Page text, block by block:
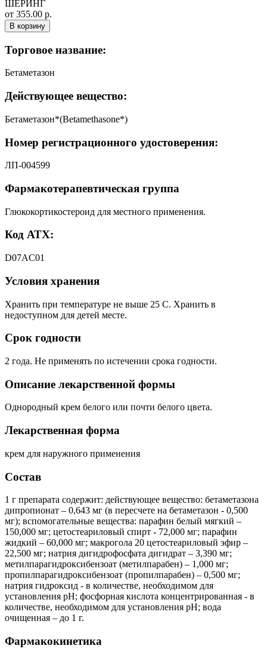
ШЕРИНГ
от 355.00 р.
В корзину
Торговое название:
Бетаметазон
Действующее вещество:
Бетаметазон*(Betamethasone*)
Номер регистрационного удостоверения:
ЛП-004599
Фармакотерапевтическая группа
Глюкокортикостероид для местного применения.
Код АТХ:
D07AC01
Условия хранения
Хранить при температуре не выше 25 С. Хранить в
недоступном для детей месте.
Срок годности
2 года. Не применять по истечении срока годности.
Описание лекарственной формы
Однородный крем белого или почти белого цвета.
Лекарственная форма
крем для наружного применения
Состав
1 г препарата содержит: действующее вещество: бетаметазона
дипропионат – 0,643 мг (в пересчете на бетаметазон - 0,500
мг); вспомогательные вещества: парафин белый мягкий –
150,000 мг; цетостеариловый спирт - 72,000 мг; парафин
жидкий – 60,000 мг; макрогола 20 цетостеариловый эфир –
22,500 мг; натрия дигидрофосфата дигидрат – 3,390 мг;
метилпарагидроксибензоат (метилпарабен) – 1,000 мг;
пропилпарагидроксибензоат (пропилпарабен) – 0,500 мг;
натрия гидроксид - в количестве, необходимом для
установления рН; фосфорная кислота концентрированная - в
количестве, необходимом для установления рН; вода
очищенная – до 1 г.
Фармакокинетика